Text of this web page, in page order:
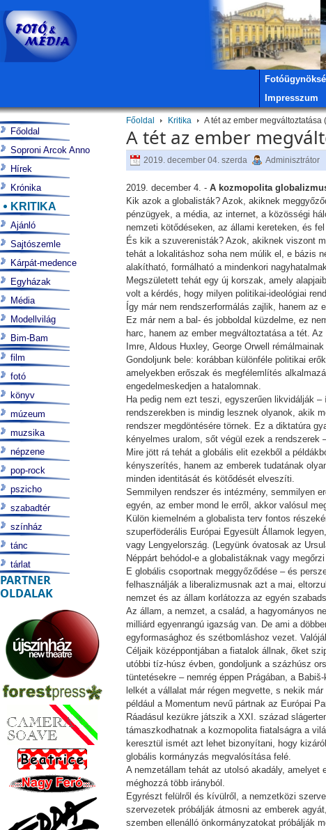
Impresszum
Főoldal Kritika A tét az ember megváltoztatása
A tét az ember
2019. december 04. szerda Adminisztrátor
2019. december 4. -A kozmopolita
Kik azok a globalisták? Azok, akiknek
pénzügyek, a média, az internet, a közösségi
nemzeti kötődéseken, az állami kereteken, és
És kik a szuverenisták? Azok, akiknek viszont
tehát a lokalitáshoz soha nem múlik el, e bázis
alakítható, formálható a mindenkori
Megszületett tehát egy új korszak, amely
volt a kérdés, hogy milyen politikai-ideológiai
Így már nem rendszerformálás zajlik, hanem az
Ez már nem a bal- és jobboldal küzdelme, ez
harc, hanem az ember megváltoztatása a tét.
Imre, Aldous Huxley, George Orwell
Gondoljunk bele: korábban különféle politikai
amelyekben erőszak és megfélemlítés
engedelmeskedjen a hatalomnak.
Ha pedig nem ezt teszi, egyszerűen likvidálják
rendszerekben is mindig lesznek olyanok, akik
rendszer megdöntésére törnek. Ez a diktatúra
kényelmes uralom, sőt végül ezek a
Mire jött rá tehát a globális elit ezekből a
kényszerítés, hanem az emberek tudatának
minden identitását és kötődését elveszíti.
Semmilyen rendszer és intézmény, semmilyen
egyén, az ember mond le erről, akkor valósul
Külön kiemelném a globalista terv fontos
szuperföderális Európai Egyesült Államok
vagy Lengyelország. (Legyünk óvatosak az
Néppárt behódol-e a globalistáknak vagy
E globális csoportnak meggyőződése – és
felhasználják a liberalizmusnak azt a mai,
nemzet és az állam korlátozza az egyén
Az állam, a nemzet, a család, a hagyományos
milliárd egyenrangú igazság van. De ami a
egyformasághoz és szétbomláshoz vezet.
Céljaik középpontjában a fiatalok állnak, őket
utóbbi tíz-húsz évben, gondoljunk a százhúsz
tüntetésekre – nemrég éppen Prágában, a
lelkét a vállalat már régen megvette, s nekik
például a Momentum nevű pártnak az Európai
Ráadásul kezükre játszik a XXI. század
támaszkodhatnak a kozmopolita fiatalságra a
keresztül ismét azt lehet bizonyítani, hogy
globális kormányzás megvalósítása felé.
A nemzetállam tehát az utolsó akadály,
méghozzá több irányból.
Egyrészt felülről és kívülről, a nemzetközi
szervezetek próbálják átmosni az emberek
szemben ellenálló önkormányzatokat próbálják
Főoldal
Soproni Arcok Anno
Hírek
Krónika
KRITIKA
Ajánló
Sajtószemle
Kárpát-medence
Egyházak
Média
Modellvilág
Bim-Bam
film
fotó
könyv
múzeum
muzsika
népzene
pop-rock
pszicho
szabadtér
színház
tánc
tárlat
PARTNER
OLDALAK